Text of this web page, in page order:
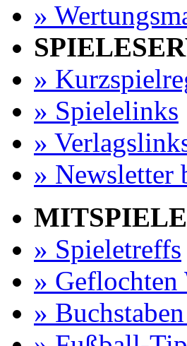
»
»
» Spielelinks
»
» Newsletter
» Spieletreffs
» Geflochten
»